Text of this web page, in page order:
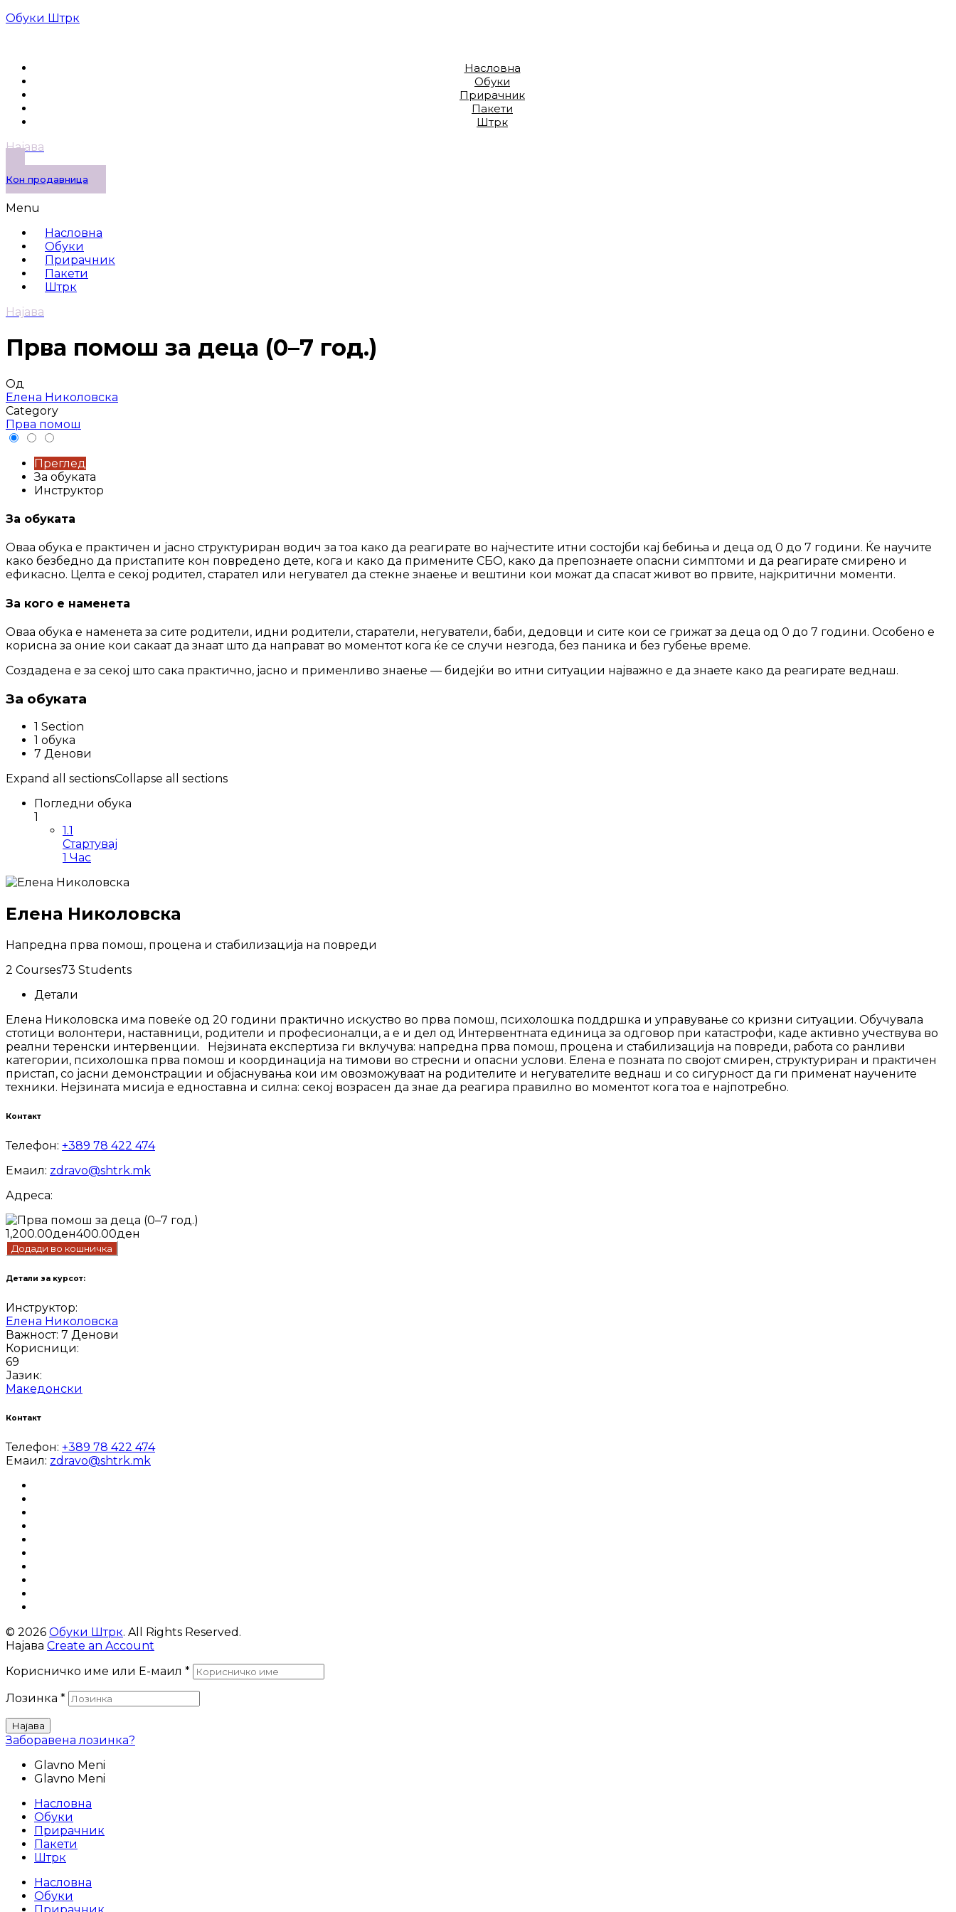
Обуки Штрк
Насловна
Обуки
Прирачник
Пакети
Штрк
Најава
Кон продавница
Menu
Насловна
Обуки
Прирачник
Пакети
Штрк
Најава
Прва помош за деца (0–7 год.)
Од
Елена Николовска
Category
Прва помош
Преглед
За обуката
Инструктор
За обуката
Оваа обука е практичен и јасно структуриран водич за тоа како да реагирате во најчестите итни состојби кај бебиња и деца од 0 до 7 години. Ќе научите
како безбедно да пристапите кон повредено дете, кога и како да примените СБО, како да препознаете опасни симптоми и да реагирате смирено и
ефикасно. Целта е секој родител, старател или негувател да стекне знаење и вештини кои можат да спасат живот во првите, најкритични моменти.
За кого е наменета
Оваа обука е наменета за сите родители, идни родители, старатели, негуватели, баби, дедовци и сите кои се грижат за деца од 0 до 7 години. Особено е
корисна за оние кои сакаат да знаат што да направат во моментот кога ќе се случи незгода, без паника и без губење време.
Создадена е за секој што сака практично, јасно и применливо знаење — бидејќи во итни ситуации најважно е да знаете како да реагирате веднаш.
За обуката
1 Section
1 обука
7 Денови
Expand all sectionsCollapse all sections
Погледни обука
1
1.1
Стартувај
1 Час
Елена Николовска
Напредна прва помош, процена и стабилизација на повреди
2 Courses73 Students
Детали
Елена Николовска има повеќе од 20 години практично искуство во прва помош, психолошка поддршка и управување со кризни ситуации. Обучувала
стотици волонтери, наставници, родители и професионалци, а е и дел од Интервентната единица за одговор при катастрофи, каде активно учествува во
реални теренски интервенции. Нејзината експертиза ги вклучува: напредна прва помош, процена и стабилизација на повреди, работа со ранливи
категории, психолошка прва помош и координација на тимови во стресни и опасни услови. Елена е позната по својот смирен, структуриран и практичен
пристап, со јасни демонстрации и објаснувања кои им овозможуваат на родителите и негувателите веднаш и со сигурност да ги применат научените
техники. Нејзината мисија е едноставна и силна: секој возрасен да знае да реагира правилно во моментот кога тоа е најпотребно.
Контакт
Телефон: +389 78 422 474
Емаил: zdravo@shtrk.mk
Адреса:
1,200.00ден400.00ден
Додади во кошничка
Детали за курсот:
Инструктор:
Елена Николовска
Важност: 7 Денови
Корисници:
69
Јазик:
Македонски
Контакт
Телефон: +389 78 422 474
Емаил: zdravo@shtrk.mk
© 2026 Обуки Штрк. All Rights Reserved.
Најава Create an Account
Корисничко име или Е-маил *
Лозинка *
Најава
Заборавена лозинка?
Glavno Meni
Glavno Meni
Насловна
Обуки
Прирачник
Пакети
Штрк
Насловна
Обуки